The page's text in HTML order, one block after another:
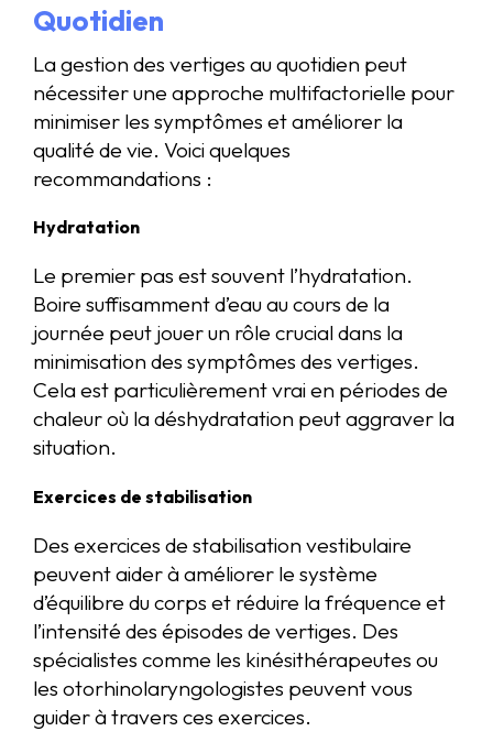
Quotidien
La gestion des vertiges au quotidien peut
nécessiter une approche multifactorielle pour
minimiser les symptômes et améliorer la
qualité de vie. Voici quelques
recommandations :
Hydratation
Le premier pas est souvent l’hydratation.
Boire suffisamment d’eau au cours de la
journée peut jouer un rôle crucial dans la
minimisation des symptômes des vertiges.
Cela est particulièrement vrai en périodes de
chaleur où la déshydratation peut aggraver la
situation.
Exercices de stabilisation
Des exercices de stabilisation vestibulaire
peuvent aider à améliorer le système
d’équilibre du corps et réduire la fréquence et
l’intensité des épisodes de vertiges. Des
spécialistes comme les kinésithérapeutes ou
les otorhinolaryngologistes peuvent vous
guider à travers ces exercices.